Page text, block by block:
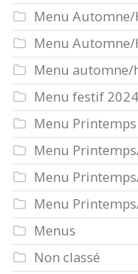
Menu
Menu Automne/
Menu automne/
Menu festif 2024
Menu
Menu
Menu
Menu
Menus
Non classé